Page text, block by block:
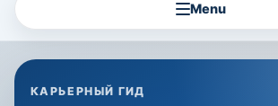
Menu
КАРЬЕРНЫЙ ГИД